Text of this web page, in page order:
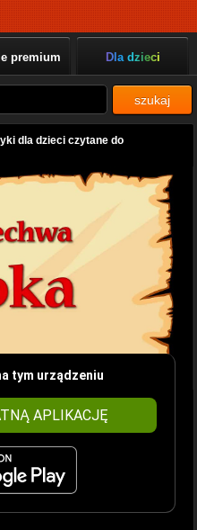
premium Dla dzieci
szukaj
dla dzieci czytane do
tym urządzeniu
APLIKACJĘ